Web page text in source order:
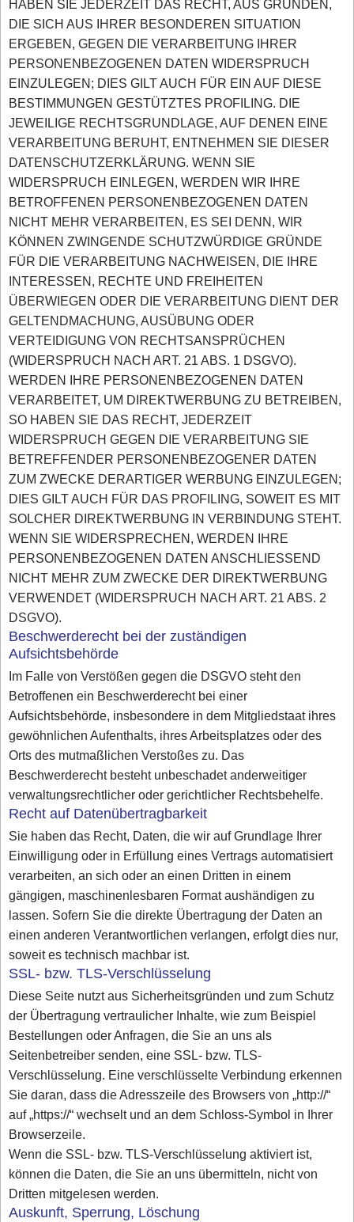
HABEN SIE JEDERZEIT DAS RECHT, AUS GRÜNDEN,
DIE SICH AUS IHRER BESONDEREN SITUATION
ERGEBEN, GEGEN DIE VERARBEITUNG IHRER
PERSONENBEZOGENEN DATEN WIDERSPRUCH
EINZULEGEN; DIES GILT AUCH FÜR EIN AUF DIESE
BESTIMMUNGEN GESTÜTZTES PROFILING. DIE
JEWEILIGE RECHTSGRUNDLAGE, AUF DENEN EINE
VERARBEITUNG BERUHT, ENTNEHMEN SIE DIESER
DATENSCHUTZERKLÄRUNG. WENN SIE
WIDERSPRUCH EINLEGEN, WERDEN WIR IHRE
BETROFFENEN PERSONENBEZOGENEN DATEN
NICHT MEHR VERARBEITEN, ES SEI DENN, WIR
KÖNNEN ZWINGENDE SCHUTZWÜRDIGE GRÜNDE
FÜR DIE VERARBEITUNG NACHWEISEN, DIE IHRE
INTERESSEN, RECHTE UND FREIHEITEN
ÜBERWIEGEN ODER DIE VERARBEITUNG DIENT DER
GELTENDMACHUNG, AUSÜBUNG ODER
VERTEIDIGUNG VON RECHTSANSPRÜCHEN
(WIDERSPRUCH NACH ART. 21 ABS. 1 DSGVO).
WERDEN IHRE PERSONENBEZOGENEN DATEN
VERARBEITET, UM DIREKTWERBUNG ZU BETREIBEN,
SO HABEN SIE DAS RECHT, JEDERZEIT
WIDERSPRUCH GEGEN DIE VERARBEITUNG SIE
BETREFFENDER PERSONENBEZOGENER DATEN
ZUM ZWECKE DERARTIGER WERBUNG EINZULEGEN;
DIES GILT AUCH FÜR DAS PROFILING, SOWEIT ES MIT
SOLCHER DIREKTWERBUNG IN VERBINDUNG STEHT.
WENN SIE WIDERSPRECHEN, WERDEN IHRE
PERSONENBEZOGENEN DATEN ANSCHLIESSEND
NICHT MEHR ZUM ZWECKE DER DIREKTWERBUNG
VERWENDET (WIDERSPRUCH NACH ART. 21 ABS. 2
DSGVO).
Beschwerderecht bei der zuständigen
Aufsichtsbehörde
Im Falle von Verstößen gegen die DSGVO steht den
Betroffenen ein Beschwerderecht bei einer
Aufsichtsbehörde, insbesondere in dem Mitgliedstaat ihres
gewöhnlichen Aufenthalts, ihres Arbeitsplatzes oder des
Orts des mutmaßlichen Verstoßes zu. Das
Beschwerderecht besteht unbeschadet anderweitiger
verwaltungsrechtlicher oder gerichtlicher Rechtsbehelfe.
Recht auf Datenübertragbarkeit
Sie haben das Recht, Daten, die wir auf Grundlage Ihrer
Einwilligung oder in Erfüllung eines Vertrags automatisiert
verarbeiten, an sich oder an einen Dritten in einem
gängigen, maschinenlesbaren Format aushändigen zu
lassen. Sofern Sie die direkte Übertragung der Daten an
einen anderen Verantwortlichen verlangen, erfolgt dies nur,
soweit es technisch machbar ist.
SSL- bzw. TLS-Verschlüsselung
Diese Seite nutzt aus Sicherheitsgründen und zum Schutz
der Übertragung vertraulicher Inhalte, wie zum Beispiel
Bestellungen oder Anfragen, die Sie an uns als
Seitenbetreiber senden, eine SSL- bzw. TLS-
Verschlüsselung. Eine verschlüsselte Verbindung erkennen
Sie daran, dass die Adresszeile des Browsers von „http://“
auf „https://“ wechselt und an dem Schloss-Symbol in Ihrer
Browserzeile.
Wenn die SSL- bzw. TLS-Verschlüsselung aktiviert ist,
können die Daten, die Sie an uns übermitteln, nicht von
Dritten mitgelesen werden.
Auskunft, Sperrung, Löschung